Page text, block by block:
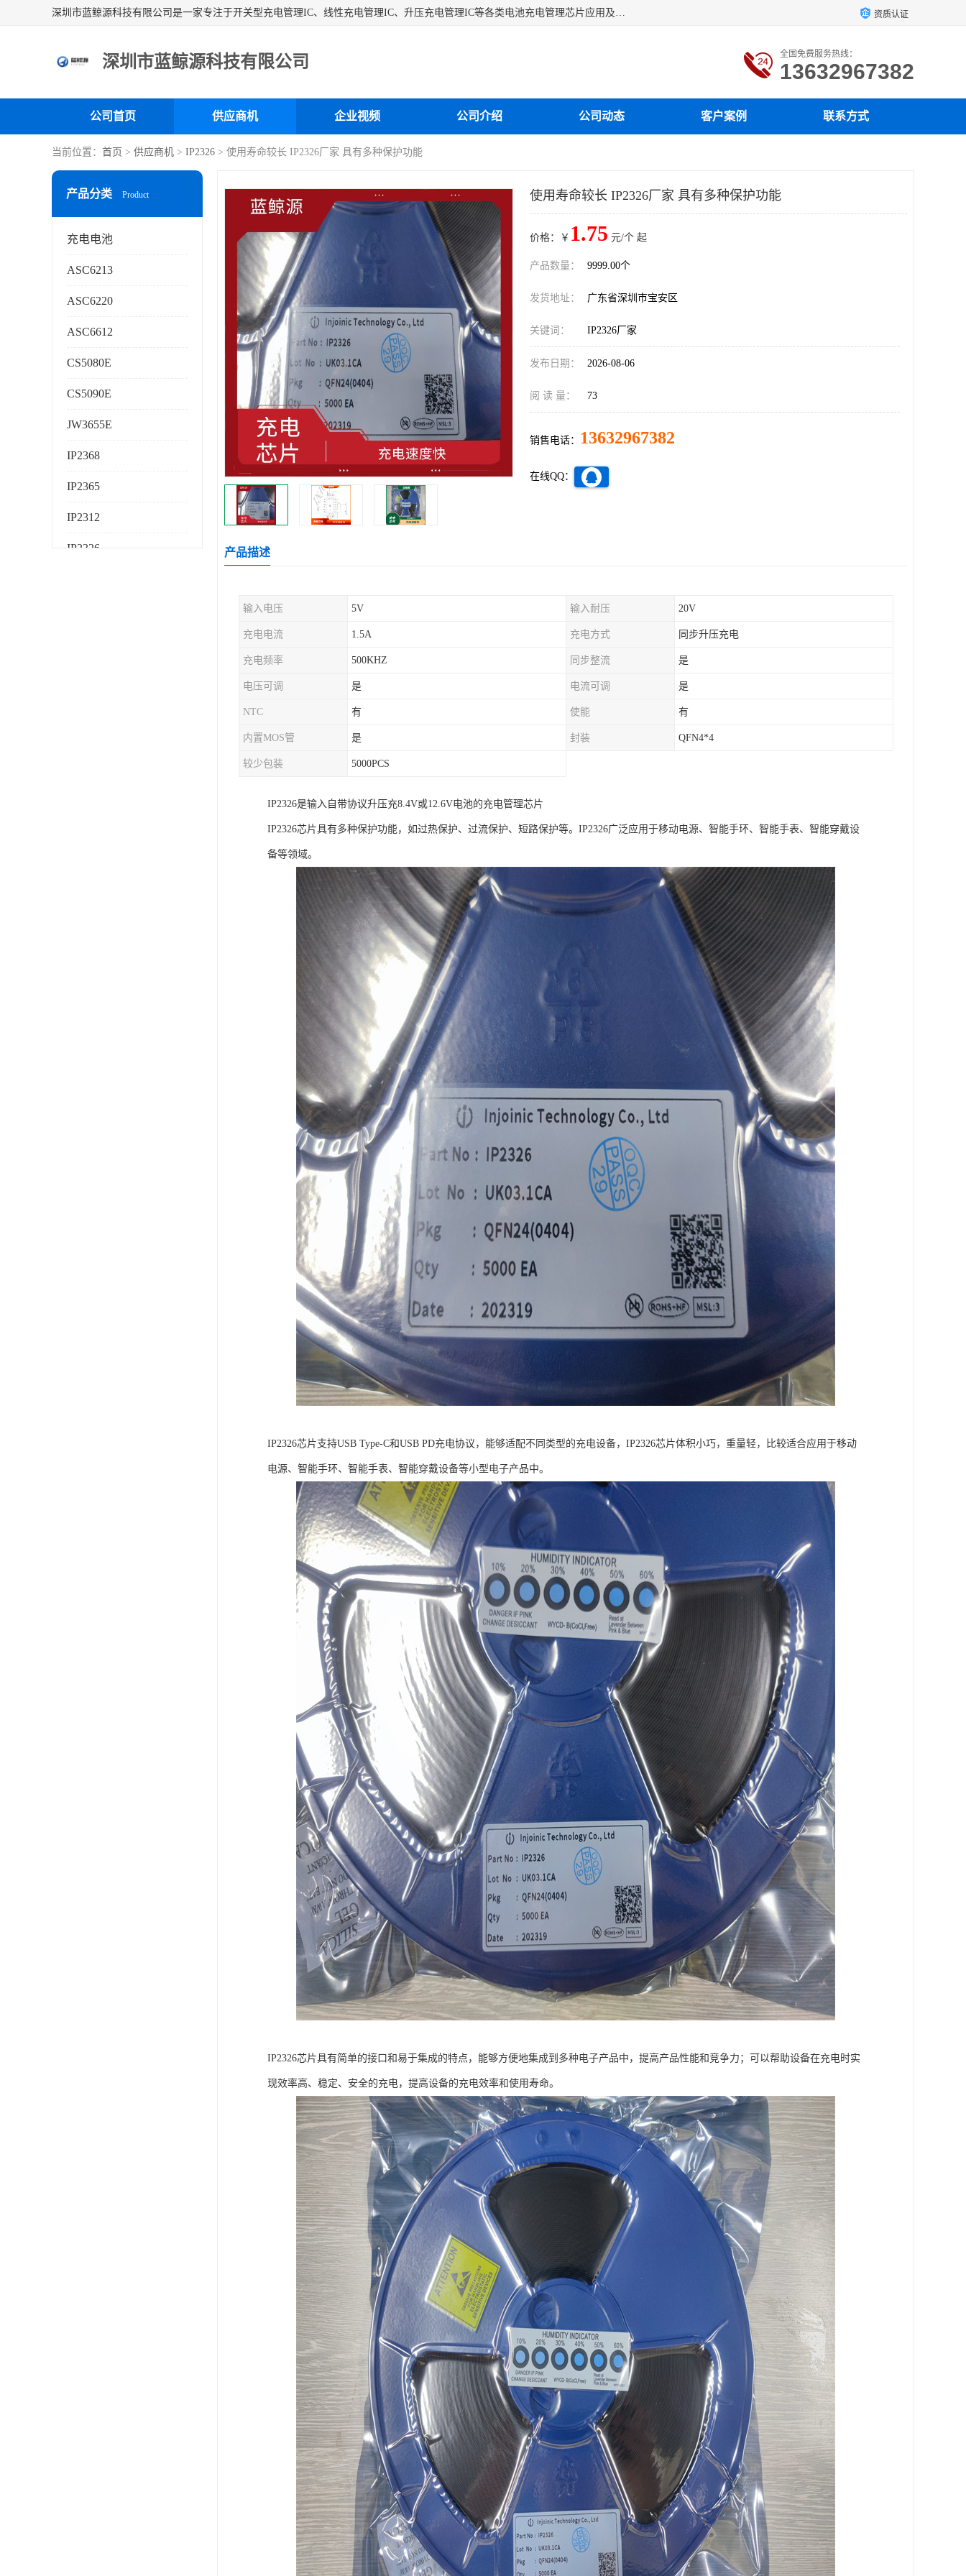
深圳市蓝鲸源科技有限公司是一家专注于开关型充电管理IC、线性充电管理IC、升压充电管理IC等各类电池充电管理芯片应用及芯片销售的企业，多年来公司为众多企业解决充电应用难题，设计缺陷，EMC超量等问题，是一家以充电技术指导为核心的充电芯片销售公司。 资质认证
深圳市蓝鲸源科技有限公司 全国免费服务热线：
13632967382
公司首页 供应商机 企业视频 公司介绍 公司动态 客户案例 联系方式
当前位置： 首页 > 供应商机 > IP2326 > 使用寿命较长 IP2326厂家 具有多种保护功能
产品分类 Product
充电电池
ASC6213
ASC6220
ASC6612
CS5080E
CS5090E
JW3655E
IP2368
IP2365
IP2312
IP2326
使用寿命较长 IP2326厂家 具有多种保护功能
价格：￥ 1.75 元/个 起
产品数量： 9999.00个
发货地址： 广东省深圳市宝安区
关键词： IP2326厂家
发布日期： 2026-08-06
阅 读 量： 73
销售电话： 13632967382
在线QQ：
产品描述
输入电压 5V 输入耐压 20V
充电电流 1.5A 充电方式 同步升压充电
充电频率 500KHZ 同步整流 是
电压可调 是 电流可调 是
NTC 有 使能 有
内置MOS管 是 封装 QFN4*4
较少包装 5000PCS
IP2326是输入自带协议升压充8.4V或12.6V电池的充电管理芯片
IP2326芯片具有多种保护功能，如过热保护、过流保护、短路保护等。IP2326广泛应用于移动电源、智能手环、智能手表、智能穿戴设
备等领域。
IP2326芯片支持USB Type-C和USB PD充电协议，能够适配不同类型的充电设备，IP2326芯片体积小巧，重量轻，比较适合应用于移动
电源、智能手环、智能手表、智能穿戴设备等小型电子产品中。
IP2326芯片具有简单的接口和易于集成的特点，能够方便地集成到多种电子产品中，提高产品性能和竞争力；可以帮助设备在充电时实
现效率高、稳定、安全的充电，提高设备的充电效率和使用寿命。